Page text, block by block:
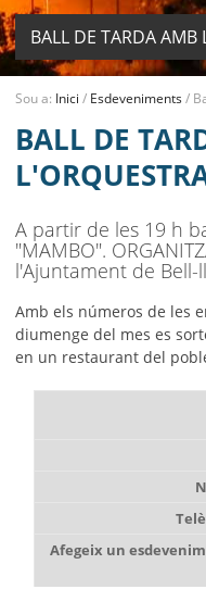
BALL DE TARDA AMB
"MAMBO"
AJUNTAMENT
MUNICIPI
SEU ELECTRÒNICA
BELL-LLOC
Sou a: Inici / Esdeveniments/
BALL DE
A partir de les 19 h
"MAMBO".
l'Ajuntament de Bell-
Amb els números de les
diumenge del mes es
en un restaurant del
Afegeix un